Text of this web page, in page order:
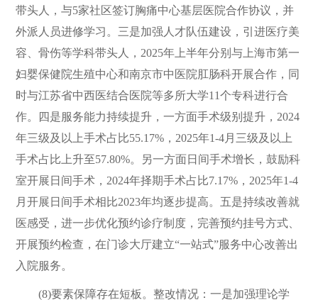
带头人，与5家社区签订胸痛中心基层医院合作协议，并
外派人员进修学习。三是加强人才队伍建设，引进医疗美
容、骨伤等学科带头人，2025年上半年分别与上海市第一
妇婴保健院生殖中心和南京市中医院肛肠科开展合作，同
时与江苏省中西医结合医院等多所大学11个专科进行合
作。四是服务能力持续提升，一方面手术级别提升，2024
年三级及以上手术占比55.17%，2025年1-4月三级及以上
手术占比上升至57.80%。另一方面日间手术增长，鼓励科
室开展日间手术，2024年择期手术占比7.17%，2025年1-4
月开展日间手术相比2023年均逐步提高。五是持续改善就
医感受，进一步优化预约诊疗制度，完善预约挂号方式、
开展预约检查，在门诊大厅建立“一站式”服务中心改善出
入院服务。
(8)要素保障存在短板。整改情况：一是加强理论学